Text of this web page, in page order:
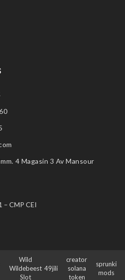
4 Magasin 3 Av Mansour
– CMP CEI
Wild
Wildebeest
Slot
49jili
creator
solana
token
sprunki
mods